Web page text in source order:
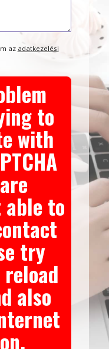
az adatkezelési
to
with
to
try
also